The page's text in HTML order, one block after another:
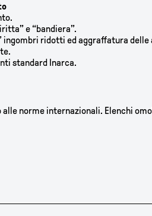
e “bandiera”.
ingombri ridotti ed aggraffatura delle
standard Inarca.
norme internazionali. Elenchi